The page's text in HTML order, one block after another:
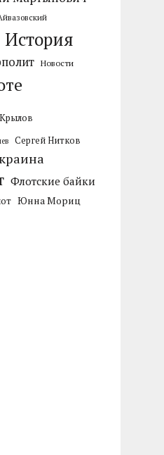
История
Новости
Сергей Нитков
Флотские байки
Юнна Мориц